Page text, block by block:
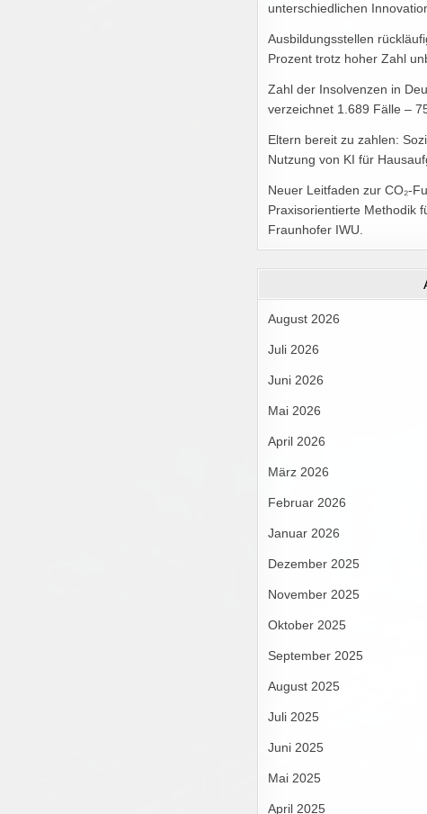
unterschiedlichen
Ausbildungsstellen
Prozent trotz hoher Zahl
Zahl der Insolvenzen in
verzeichnet 1.689 Fälle –
Eltern bereit zu zahlen:
Nutzung von KI für
Neuer Leitfaden zur CO₂-
Praxisorientierte Methodik
Fraunhofer IWU.
August 2026
Juli 2026
Juni 2026
Mai 2026
April 2026
März 2026
Februar 2026
Januar 2026
Dezember 2025
November 2025
Oktober 2025
September 2025
August 2025
Juli 2025
Juni 2025
Mai 2025
April 2025